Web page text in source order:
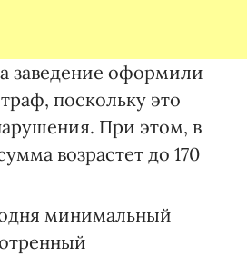
заведение оформили
поскольку это
При этом, в
возрастет до 170
минимальный